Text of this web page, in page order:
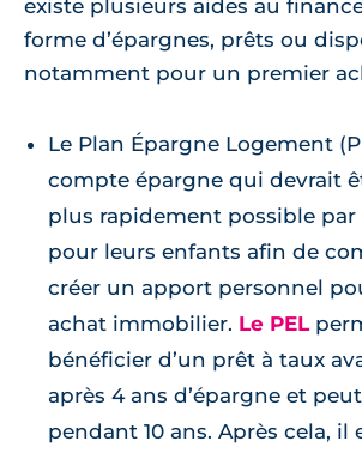
existe plusieurs aides au
forme d’épargnes, prêts ou
notamment pour un premier
Le Plan Épargne Logement
compte épargne qui devrait
plus rapidement possible par
pour leurs enfants afin de
créer un apport personnel
achat immobilier. Le PEL
bénéficier d’un prêt à taux
après 4 ans d’épargne et
pendant 10 ans. Après cela, il